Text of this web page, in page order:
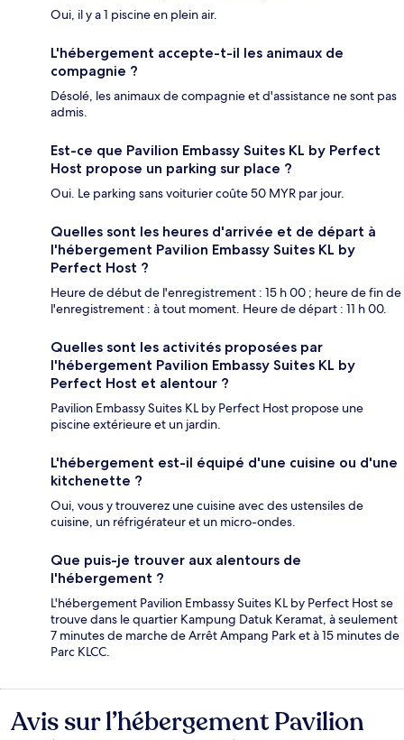
Oui, il y a 1 piscine en plein air.
L'hébergement accepte-t-il les animaux de
compagnie ?
Désolé, les animaux de compagnie et d'assistance ne sont pas
admis.
Est-ce que Pavilion Embassy Suites KL by Perfect
Host propose un parking sur place ?
Oui. Le parking sans voiturier coûte 50 MYR par jour.
Quelles sont les heures d'arrivée et de départ à
l'hébergement Pavilion Embassy Suites KL by
Perfect Host ?
Heure de début de l'enregistrement : 15 h 00 ; heure de fin de
l'enregistrement : à tout moment. Heure de départ : 11 h 00.
Quelles sont les activités proposées par
l'hébergement Pavilion Embassy Suites KL by
Perfect Host et alentour ?
Pavilion Embassy Suites KL by Perfect Host propose une
piscine extérieure et un jardin.
L'hébergement est-il équipé d'une cuisine ou d'une
kitchenette ?
Oui, vous y trouverez une cuisine avec des ustensiles de
cuisine, un réfrigérateur et un micro-ondes.
Que puis-je trouver aux alentours de
l'hébergement ?
L'hébergement Pavilion Embassy Suites KL by Perfect Host se
trouve dans le quartier Kampung Datuk Keramat, à seulement
7 minutes de marche de Arrêt Ampang Park et à 15 minutes de
Parc KLCC.
Avis
Avis sur l’hébergement Pavilion